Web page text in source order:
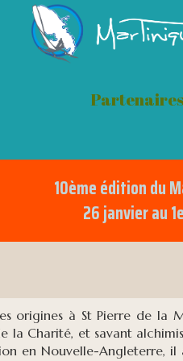
10ème édition du
26 janvier au
origines à St Pierre de la
la Charité, et savant
en Nouvelle-Angleterre, il